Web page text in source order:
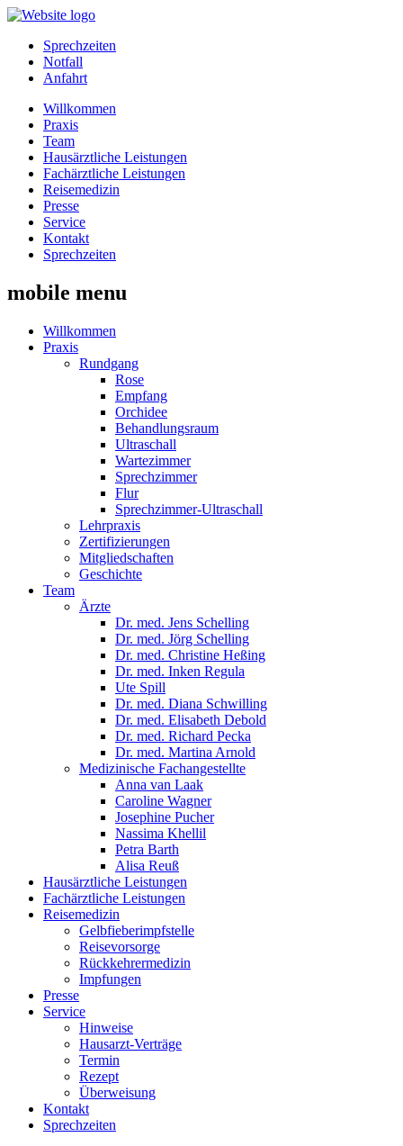
Sprechzeiten
Notfall
Anfahrt
Willkommen
Praxis
Team
Hausärztliche Leistungen
Fachärztliche Leistungen
Reisemedizin
Presse
Service
Kontakt
Sprechzeiten
mobile menu
Willkommen
Praxis
Rundgang
Rose
Empfang
Orchidee
Behandlungsraum
Ultraschall
Wartezimmer
Sprechzimmer
Flur
Sprechzimmer-Ultraschall
Lehrpraxis
Zertifizierungen
Mitgliedschaften
Geschichte
Team
Ärzte
Dr. med. Jens Schelling
Dr. med. Jörg Schelling
Dr. med. Christine Heßing
Dr. med. Inken Regula
Ute Spill
Dr. med. Diana Schwilling
Dr. med. Elisabeth Debold
Dr. med. Richard Pecka
Dr. med. Martina Arnold
Medizinische Fachangestellte
Anna van Laak
Caroline Wagner
Josephine Pucher
Nassima Khellil
Petra Barth
Alisa Reuß
Hausärztliche Leistungen
Fachärztliche Leistungen
Reisemedizin
Gelbfieberimpfstelle
Reisevorsorge
Rückkehrermedizin
Impfungen
Presse
Service
Hinweise
Hausarzt-Verträge
Termin
Rezept
Überweisung
Kontakt
Sprechzeiten